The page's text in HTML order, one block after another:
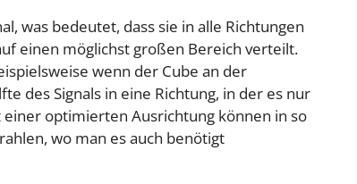
was bedeutet, dass sie in alle Richtungen
einen möglichst großen Bereich verteilt.
wenn der Cube an der
des Signals in eine Richtung, in der es nur
optimierten Ausrichtung können in so
wo man es auch benötigt